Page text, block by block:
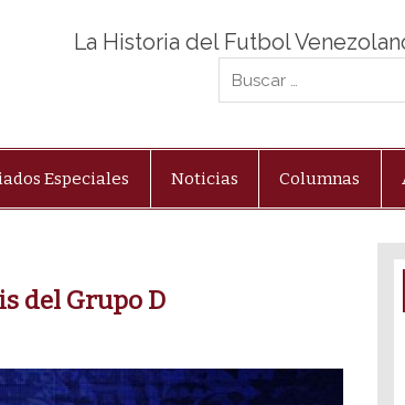
La Historia del Futbol
Especiales Noticias Columnas
del Grupo D